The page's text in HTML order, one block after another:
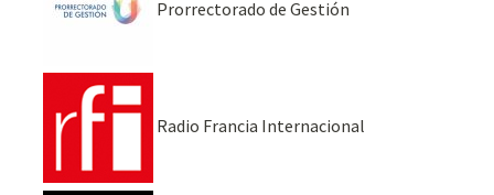
Prorrectorado de Gestión
Radio Francia Internacional